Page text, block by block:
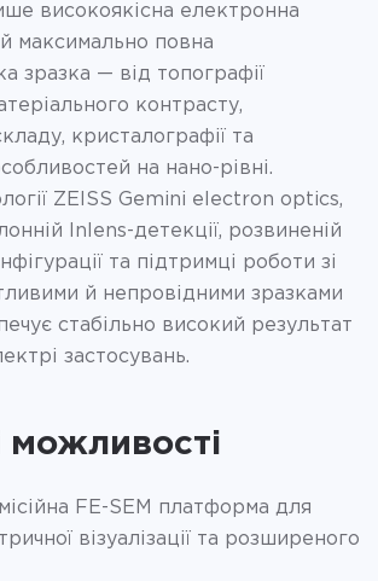
високоякісна електронна
й максимально повна
зразка — від топографії
контрасту,
кристалографії та
на нано-рівні.
ZEISS Gemini electron optics,
Inlens-детекції, розвиненій
та підтримці роботи зі
й непровідними зразками
стабільно високий результат
застосувань.
можливості
FE-SEM платформа для
візуалізації та розширеного